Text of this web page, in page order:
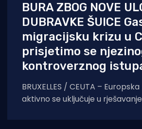
BURA ZBOG NOVE
DUBRAVKE ŠUICE
migracijsku krizu u
prisjetimo se
kontroverznog
BRUXELLES / CEUTA –
aktivno se uključuje u